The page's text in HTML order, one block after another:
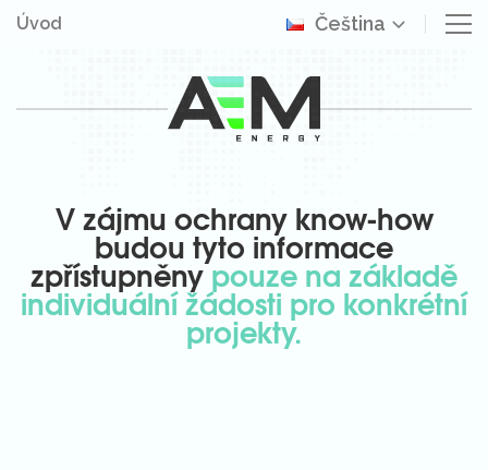
Úvod Čeština
V zájmu ochrany know-how
budou tyto informace
zpřístupněny pouze na základě
individuální žádosti pro konkrétní
projekty.